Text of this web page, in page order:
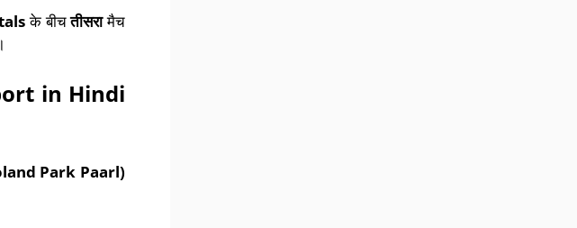
के बीचतीसरामैच
in Hindi
Park Paarl)